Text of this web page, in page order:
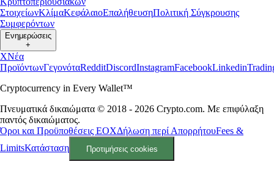
ΣτοιχείωνΚλίμαΚεφάλαιοΕπαλήθευσηΠολιτική Σύγκρουσης
Συμφερόντων
Ενημερώσεις
+
XΝέα
ΠροϊόντωνΓεγονόταRedditDiscordInstagramFacebookLinkedin
Cryptocurrency in Every Wallet™
Πνευματικά δικαιώματα © 2018 - 2026 Crypto.com. Με επιφύλαξη
παντός δικαιώματος.
Όροι και Προϋποθέσεις ΕΟΧΔήλωση περί ΑπορρήτουFees &
LimitsΚατάσταση Προτιμήσεις cookies